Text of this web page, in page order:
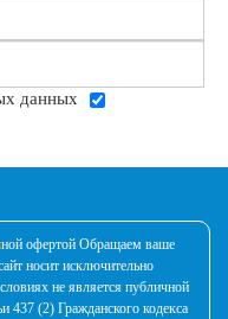
данных
офертой Обращаем ваше
носит исключительно
не является публичной
437 (2) Гражданского кодекса